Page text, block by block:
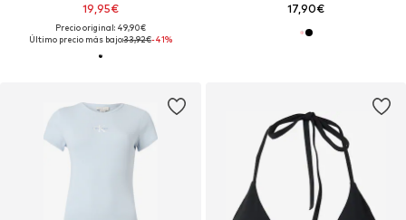
19,95€
Precio original: 49,90€
Último precio más bajo:33,92€-41%
17,90€